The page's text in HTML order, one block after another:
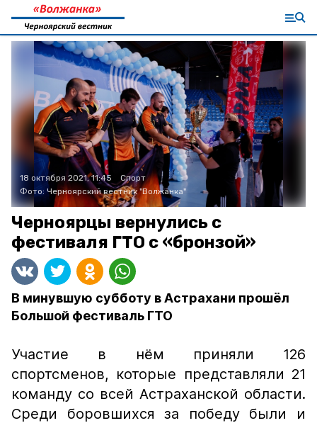
18 октября 2021, 11:45
Спорт
Фото: Черноярский вестник "Волжанка"
Черноярцы вернулись с
фестиваля ГТО с «бронзой»
В минувшую субботу в Астрахани прошёл
Большой фестиваль ГТО
Участие в нём приняли 126
спортсменов, которые представляли 21
команду со всей Астраханской области.
Среди боровшихся за победу были и